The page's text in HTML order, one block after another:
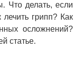
Что делать, если
грипп? Как
осложнений?
статье.